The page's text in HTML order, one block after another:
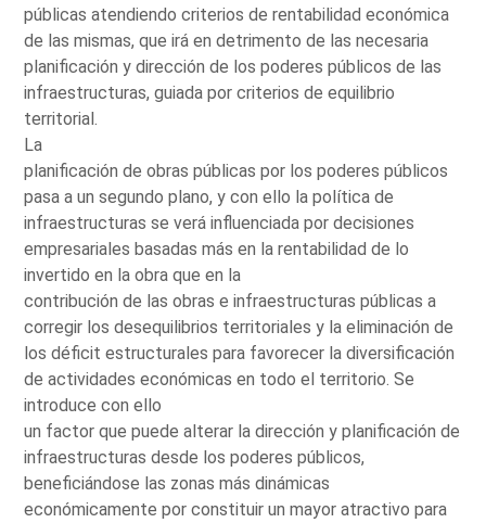
públicas atendiendo criterios de rentabilidad económica
de las mismas, que irá en detrimento de las necesaria
planificación y dirección de los poderes públicos de las
infraestructuras, guiada por criterios de equilibrio
territorial.
La
planificación de obras públicas por los poderes públicos
pasa a un segundo plano, y con ello la política de
infraestructuras se verá influenciada por decisiones
empresariales basadas más en la rentabilidad de lo
invertido en la obra que en la
contribución de las obras e infraestructuras públicas a
corregir los desequilibrios territoriales y la eliminación de
los déficit estructurales para favorecer la diversificación
de actividades económicas en todo el territorio. Se
introduce con ello
un factor que puede alterar la dirección y planificación de
infraestructuras desde los poderes públicos,
beneficiándose las zonas más dinámicas
económicamente por constituir un mayor atractivo para